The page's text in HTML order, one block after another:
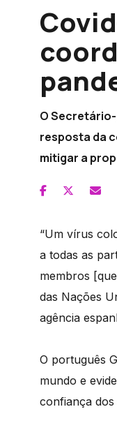
O
resposta da
mitigar a
“Um vírus
a todas as
membros
das Nações
agência
O português
mundo e
confiança dos